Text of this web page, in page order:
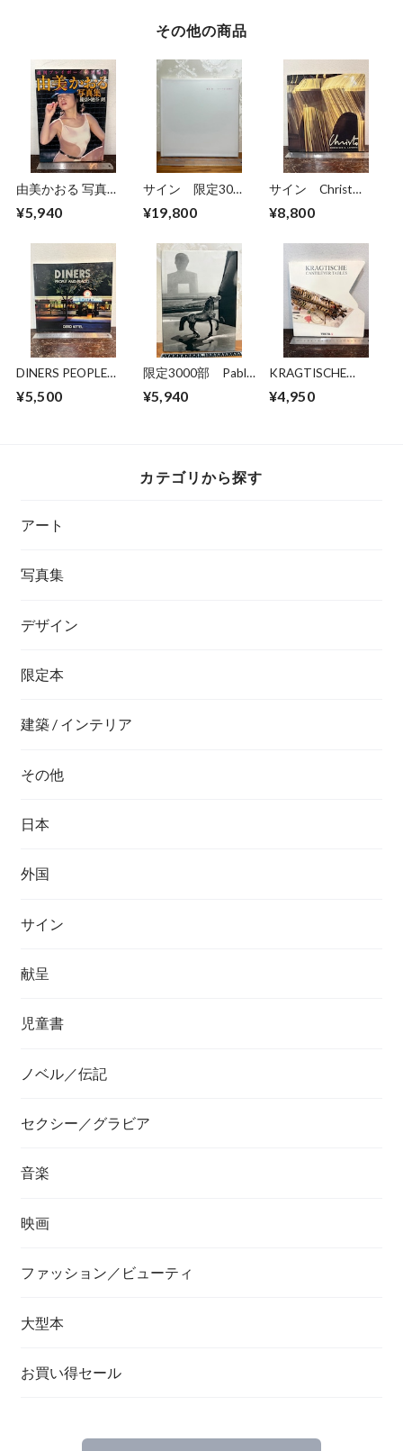
その他の商品
由美かおる 写真
イ特別編集
¥5,940
サイン 限定30
愛 カナリア 泣く
¥19,800
サイン Christ
G.LAPORTE
¥8,800
DINERS PEOPLE
¥5,500
限定3000部 Pablo
The Last City
¥5,940
KRAGTISCHE
¥4,950
カテゴリから探す
アート
写真集
デザイン
限定本
建築 / インテリア
その他
日本
外国
サイン
献呈
児童書
ノベル／伝記
セクシー／グラビア
音楽
映画
ファッション／ビューティ
大型本
お買い得セール